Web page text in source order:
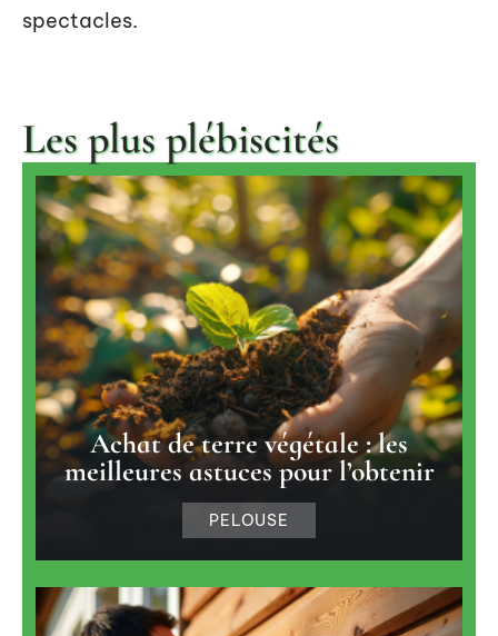
spectacles.
Les plus plébiscités
Achat de terre végétale : les
meilleures astuces pour l’obtenir
PELOUSE